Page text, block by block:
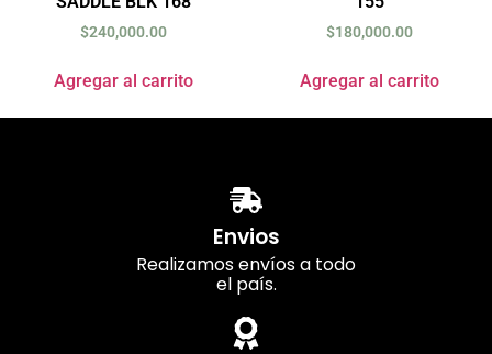
$240,000.00
Agregar al carrito
$180,000.00
Agregar al carrito
Envios
Realizamos envíos a todo
el país.